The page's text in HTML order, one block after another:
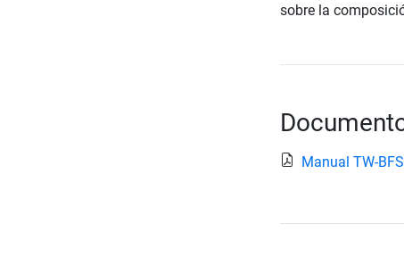
sobre la
Manual TW-